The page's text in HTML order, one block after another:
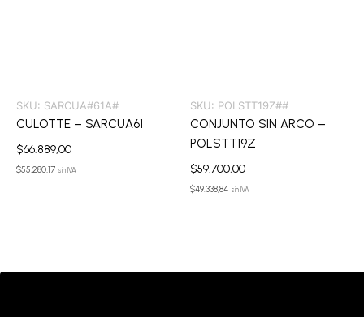
SKU: SARCUA#61A#
CULOTTE – SARCUA61
$66.889,00
$55.280,17 sin IVA
SKU: POLSTT19Z##
CONJUNTO SIN ARCO –
POLSTT19Z
$59.700,00
$49.338,84 sin IVA